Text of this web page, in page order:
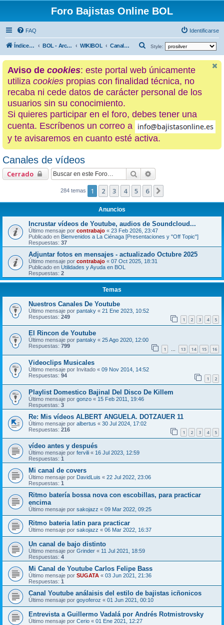
Foro Bajistas Online BOL
FAQ Identificarse
Índice general BOL - Archivo histórico WIKIBOL Canales de vídeos Style:
u
c
a
Aviso de cookies: este portal web únicamente
utiliza cookies propias con finalidad técnica, no
recaba ni cede datos de carácter personal de los
usuarios sin su conocimiento.
Si quieres participar en el foro, debes tener una
cuenta. Escríbenos un correo a
y te avisaremos en cuanto esté activa.
Canales de vídeos
Cerrado Buscar
284 temas 1 2 3 4 5 6
Anuncios
Incrustar vídeos de Youtube, audios de Soundcloud...
Último mensaje por contrabajo « 23 Feb 2026, 23:47
Publicado en Bienvenidos a La Ciénaga [Presentaciones y "Off Topic"]
Respuestas: 37
Adjuntar fotos en mensajes - actualizado Octubre 2025
Último mensaje por contrabajo « 07 Oct 2025, 18:31
Publicado en Utilidades y Ayuda en BOL
Respuestas: 2
Temas
Nuestros Canales De Youtube
Último mensaje por pantaky « 21 Ene 2023, 10:52
Respuestas: 249 1 2 3 4 5
El Rincon de Youtube
Último mensaje por pantaky « 25 Ago 2020, 12:00
Respuestas: 799 1 … 13 14 15 16
Videoclips Musicales
Último mensaje por Invitado « 09 Nov 2014, 14:52
Respuestas: 94 1 2
Playlist Domestico Bajinal Del Disco De Killem
Último mensaje por gonzo « 15 Feb 2011, 19:46
Respuestas: 3
Re: Mis vídeos ALBERT ANGUELA. DOTZAUER 11
Último mensaje por albertus « 30 Jul 2024, 17:02
Respuestas: 216 1 2 3 4 5
vídeo antes y después
Último mensaje por fervili « 16 Jul 2023, 12:59
Respuestas: 1
Mi canal de covers
Último mensaje por DavidLuis « 22 Jul 2022, 23:06
Respuestas: 1
Ritmo batería bossa nova con escobillas, para practicar
encima
Último mensaje por sakojazz « 09 Mar 2022, 09:25
Ritmo bateria latin para practicar
Último mensaje por sakojazz « 06 Mar 2022, 16:37
Un canal de bajo distinto
Último mensaje por Grinder « 11 Jul 2021, 18:59
Respuestas: 4
Mi Canal de Youtube Carlos Felipe Bass
Último mensaje por SUGATA « 03 Jun 2021, 21:36
Respuestas: 1
Canal Youtube análaisis del estilo de bajistas icñonicos
Último mensaje por goyoferoz « 01 Jun 2021, 00:10
Entrevista a Guillermo Vadalá por Andrés Rotmistrovsky
Último mensaje por Cerio « 01 Ene 2021, 12:27